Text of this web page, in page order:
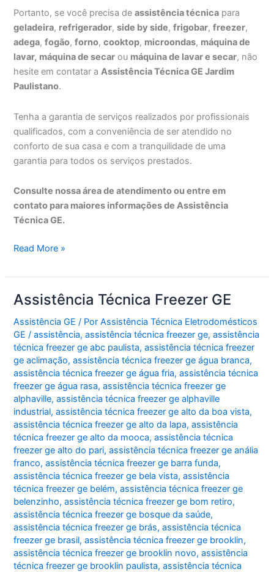
Portanto, se você precisa deassistência técnica para
geladeira, refrigerador,side by side,frigobar,freezer,
adega,fogão,forno,cooktop, microondas, máquina de
lavar, máquina de secar ou máquina de lavar e secar, não
hesite em contatar aAssistência Técnica GE Jardim
Paulistano.
Tenha a garantia de serviços realizados por profissionais
qualificados, com a conveniência de ser atendido no
conforto de sua casa e com a tranquilidade de uma
garantia para todos os serviços prestados.
Consulte nossa área de atendimento ou entre em
contato para maiores informações de Assistência
Técnica GE.
Assistência
GE
Jardim
Paulistano
Read More »
Assistência Técnica Freezer GE
Assistência GE / PorAssistência Técnica Eletrodomésticos
GE /assistência,assistência técnica freezer ge,assistência
técnica freezer ge abc paulista,assistência técnica freezer
ge aclimação,assistência técnica freezer ge água branca,
assistência técnica freezer ge água fria,assistência técnica
freezer ge água rasa,assistência técnica freezer ge
alphaville,assistência técnica freezer ge alphaville
industrial,assistência técnica freezer ge alto da boa vista,
assistência técnica freezer ge alto da lapa,assistência
técnica freezer ge alto da mooca,assistência técnica
freezer ge alto do pari,assistência técnica freezer ge anália
franco,assistência técnica freezer ge barra funda,
assistência técnica freezer ge bela vista,assistência
técnica freezer ge belém,assistência técnica freezer ge
belenzinho,assistência técnica freezer ge bom retiro,
assistência técnica freezer ge bosque da saúde,
assistência técnica freezer ge brás,assistência técnica
freezer ge brasil,assistência técnica freezer ge brooklin,
assistência técnica freezer ge brooklin novo,assistência
técnica freezer ge brooklin paulista,assistência técnica